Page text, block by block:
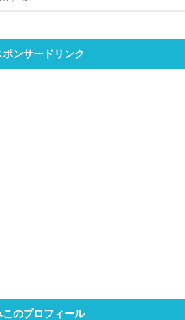
ポンサードリンク
このプロフィール